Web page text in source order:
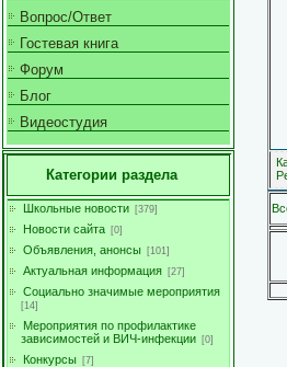
Вопрос/Ответ
Гостевая книга
Форум
Блог
Видеостудия
Категории раздела
Школьные новости [379]
Новости сайта [0]
Объявления, анонсы [101]
Актуальная информация [27]
Социально значимые мероприятия
[14]
Мероприятия по профилактике
зависимостей и ВИЧ-инфекции [0]
Конкурсы [7]